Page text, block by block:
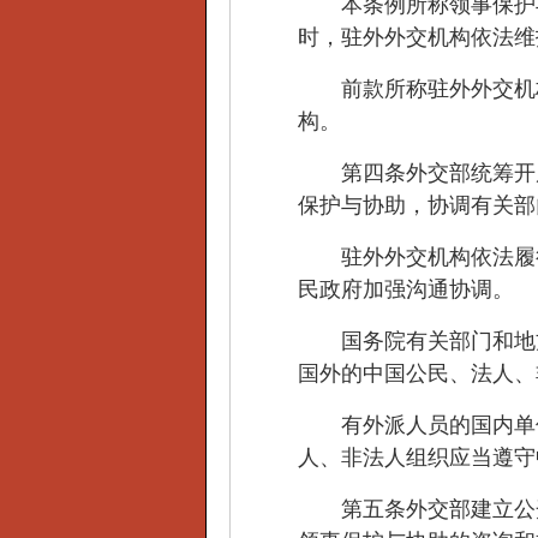
本条例所称领事保护
时，驻外外交机构依法
前款所称驻外外交机
构。
第四条外交部统筹开
保护与协助，协调有关
驻外外交机构依法履
民政府加强沟通协调。
国务院有关部门和地
国外的中国公民、法人
有外派人员的国内单
人、非法人组织应当遵
第五条外交部建立公